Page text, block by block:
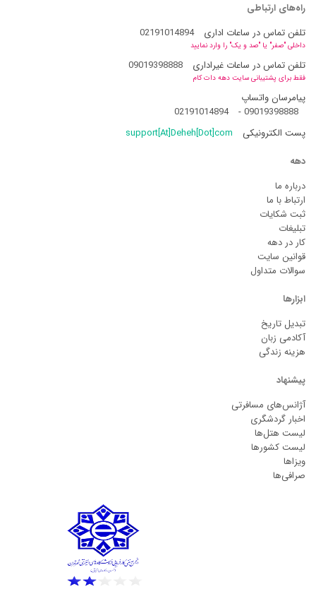
راه‌های ارتباطی
تلفن تماس در ساعات اداری
02191014894
داخلی "صفر" یا "صد و یک" را وارد نمایید
تلفن تماس در ساعات غیراداری 09019398888
فقط برای پشتیبانی سایت دهه دات کام
پیامرسان واتساپ
09019398888
-
02191014894
پست الکترونیکی
support[At]Deheh[Dot]com
دهه
درباره ما
ارتباط با ما
ثبت شکایات
تبلیغات
کار در دهه
قوانین سایت
سوالات متداول
ابزارها
تبدیل تاریخ
آکادمی زبان
هزینه زندگی
پیشنهاد
آژانس‌های مسافرتی
اخبار گردشگری
لیست هتل‌ها
لیست کشورها
ویزاها
صرافی‌ها